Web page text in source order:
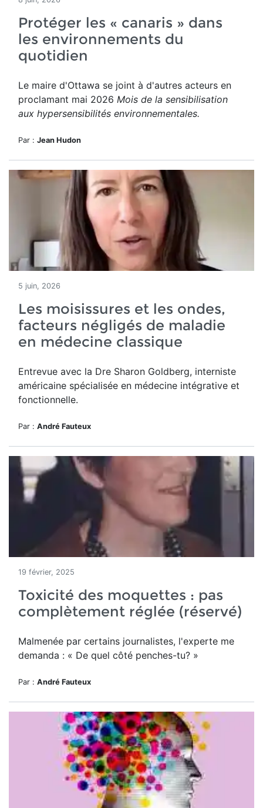
Protéger les « canaris » dans
les environnements du
quotidien
Le maire d'Ottawa se joint à d'autres acteurs en
proclamant mai 2026 Mois de la sensibilisation
aux hypersensibilités environnementales.
Par : Jean Hudon
5 juin, 2026
Les moisissures et les ondes,
facteurs négligés de maladie
en médecine classique
Entrevue avec la Dre Sharon Goldberg, interniste
américaine spécialisée en médecine intégrative et
fonctionnelle.
Par : André Fauteux
19 février, 2025
Toxicité des moquettes : pas
complètement réglée (réservé)
Malmenée par certains journalistes, l'experte me
demanda : « De quel côté penches-tu? »
Par : André Fauteux